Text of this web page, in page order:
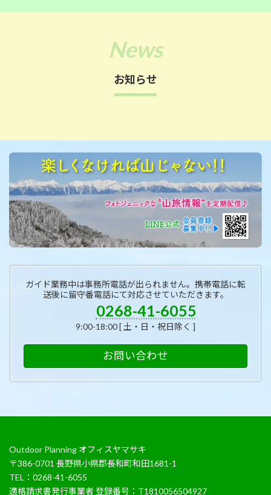
お知らせ
ガイド業務中は事務所電話が出られません。携帯電話に転
送後に留守番電話にて対応させていただきます。
0268-41-6055
9:00-18:00 [ 土・日・祝日除く ]
お問い合わせ
Outdoor Planning オフィスヤマサキ
〒386-0701 長野県小県郡長和町和田1681-1
TEL：0268-41-6055
適格請求書発行事業者 登録番号：T1810056504927